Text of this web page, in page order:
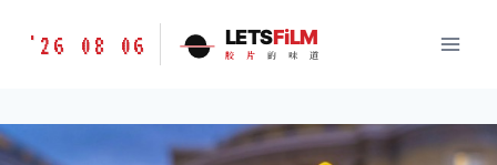
胶
味
道
'26 08 06 LETSFiLM
胶 片 的 味 道